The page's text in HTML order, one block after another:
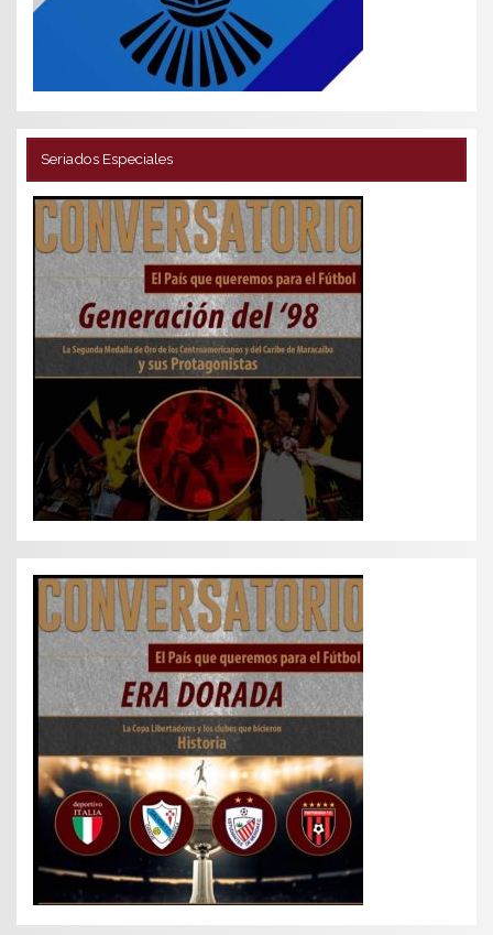
Seriados Especiales